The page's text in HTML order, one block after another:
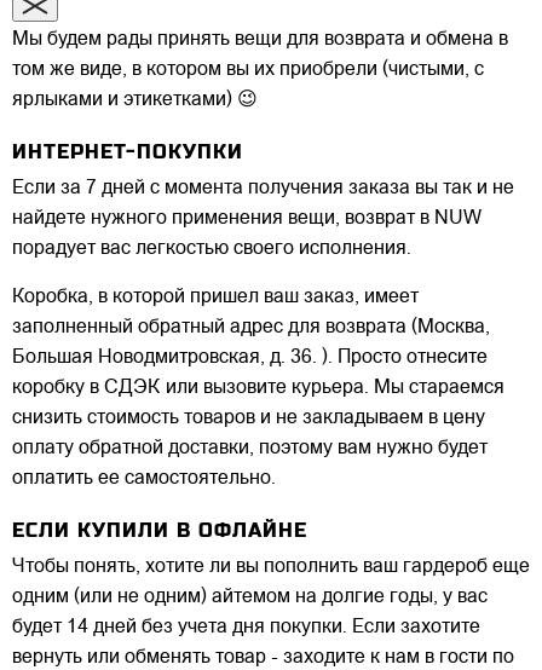
Мы будем рады принять вещи для возврата и обмена в
том же виде, в котором вы их приобрели (чистыми, с
ярлыками и этикетками) 😉
ИНТЕРНЕТ-ПОКУПКИ
Если за 7 дней с момента получения заказа вы так и не
найдете нужного применения вещи, возврат в NUW
порадует вас легкостью своего исполнения.
Коробка, в которой пришел ваш заказ, имеет
заполненный обратный адрес для возврата (Москва,
Большая Новодмитровская, д. 36. ). Просто отнесите
коробку в СДЭК или вызовите курьера. Мы стараемся
снизить стоимость товаров и не закладываем в цену
оплату обратной доставки, поэтому вам нужно будет
оплатить ее самостоятельно.
ЕСЛИ КУПИЛИ В ОФЛАЙНЕ
Чтобы понять, хотите ли вы пополнить ваш гардероб еще
одним (или не одним) айтемом на долгие годы, у вас
будет 14 дней без учета дня покупки. Если захотите
вернуть или обменять товар - заходите к нам в гости по